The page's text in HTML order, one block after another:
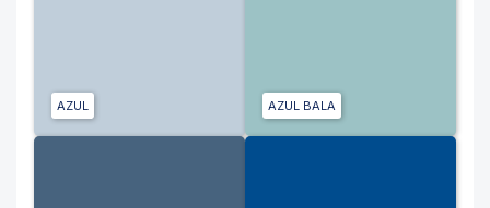
AZUL AZUL BALA